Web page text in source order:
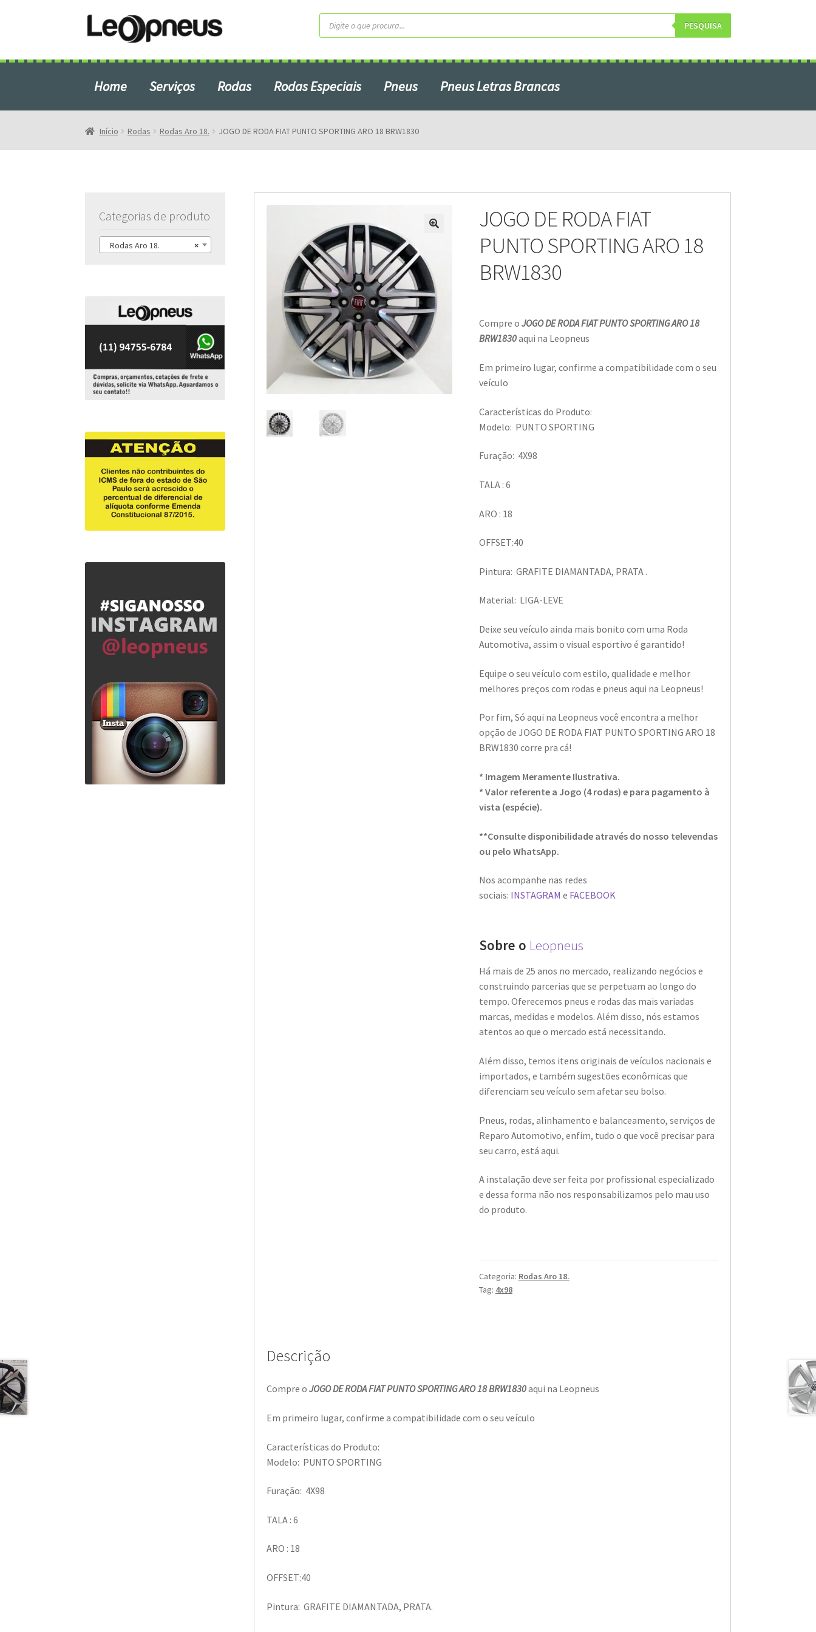
Pular
para
Pular
para
conteúdo
Pesquisar
produtos PESQUISA
Home Serviços Rodas Rodas Especiais Pneus Pneus Letras Brancas
Início Rodas Rodas Aro 18. JOGO DE RODA FIAT PUNTO SPORTING ARO 18 BRW1830
JOGO DE RODA FIAT
PUNTO SPORTING ARO 18
BRW1830
Compre o JOGO DE RODA FIAT PUNTO SPORTING ARO 18
BRW1830aqui na Leopneus
Em primeiro lugar, confirme a compatibilidade com o seu
veículo
Características do Produto:
Modelo: PUNTO SPORTING
Furação: 4X98
TALA : 6
ARO : 18
OFFSET:40
Pintura: GRAFITE DIAMANTADA, PRATA .
Material: LIGA-LEVE
Deixe seu veículo ainda mais bonito com uma Roda
Automotiva, assim o visual esportivo é garantido!
Equipe o seu veículo com estilo, qualidade e melhor
melhores preços com rodas e pneus aqui na Leopneus!
Por fim, Só aqui na Leopneus você encontra a melhor
opção de JOGO DE RODA FIAT PUNTO SPORTING ARO 18
BRW1830 corre pra cá!
* Imagem Meramente Ilustrativa.
* Valor referente a Jogo (4 rodas) e para pagamento à
vista (espécie).
**Consulte disponibilidade através do nosso televendas
ou pelo WhatsApp.
Nos acompanhe nas redes
sociais: INSTAGRAM e FACEBOOK
Sobre o Leopneus
Há mais de 25 anos no mercado, realizando negócios e
construindo parcerias que se perpetuam ao longo do
tempo. Oferecemos pneus e rodas das mais variadas
marcas, medidas e modelos. Além disso, nós estamos
atentos ao que o mercado está necessitando.
Além disso, temos itens originais de veículos nacionais e
importados, e também sugestões econômicas que
diferenciam seu veículo sem afetar seu bolso.
Pneus, rodas, alinhamento e balanceamento, serviços de
Reparo Automotivo, enfim, tudo o que você precisar para
seu carro, está aqui.
A instalação deve ser feita por profissional especializado
e dessa forma não nos responsabilizamos pelo mau uso
do produto.
Categoria: Rodas Aro 18.
Tag: 4x98
Descrição
Compre o JOGO DE RODA FIAT PUNTO SPORTING ARO 18 BRW1830aqui na Leopneus
Em primeiro lugar, confirme a compatibilidade com o seu veículo
Características do Produto:
Modelo: PUNTO SPORTING
Furação: 4X98
TALA : 6
ARO : 18
OFFSET:40
Pintura: GRAFITE DIAMANTADA, PRATA.
Categorias de produto
×
Rodas Aro 18.